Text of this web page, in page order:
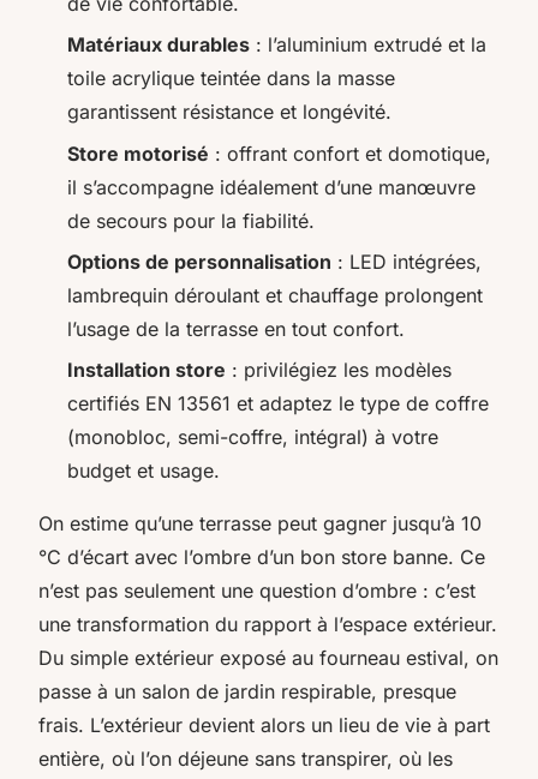
Matériaux durables : l’aluminium extrudé et la
toile acrylique teintée dans la masse
garantissent résistance et longévité.
Store motorisé : offrant confort et domotique,
il s’accompagne idéalement d’une manœuvre
de secours pour la fiabilité.
Options de personnalisation : LED intégrées,
lambrequin déroulant et chauffage prolongent
l’usage de la terrasse en tout confort.
Installation store : privilégiez les modèles
certifiés EN 13561 et adaptez le type de coffre
(monobloc, semi-coffre, intégral) à votre
budget et usage.
On estime qu’une terrasse peut gagner jusqu’à 10
°C d’écart avec l’ombre d’un bon store banne. Ce
n’est pas seulement une question d’ombre : c’est
une transformation du rapport à l’espace extérieur.
Du simple extérieur exposé au fourneau estival, on
passe à un salon de jardin respirable, presque
frais. L’extérieur devient alors un lieu de vie à part
entière, où l’on déjeune sans transpirer, où les